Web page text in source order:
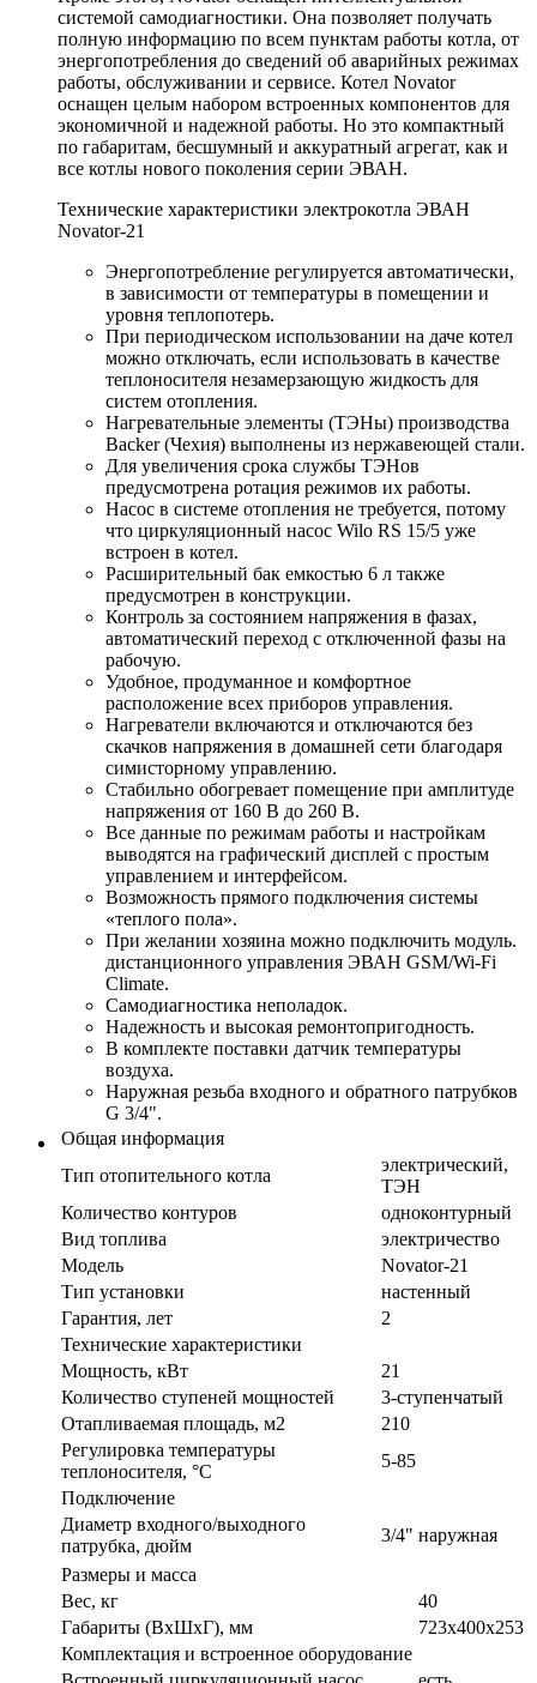
системой самодиагностики. Она позволяет получать
полную информацию по всем пунктам работы котла, от
энергопотребления до сведений об аварийных режимах
работы, обслуживании и сервисе. Котел Novator
оснащен целым набором встроенных компонентов для
экономичной и надежной работы. Но это компактный
по габаритам, бесшумный и аккуратный агрегат, как и
все котлы нового поколения серии ЭВАН.
Технические характеристики электрокотла ЭВАН
Novator-21
Энергопотребление регулируется автоматически,
в зависимости от температуры в помещении и
уровня теплопотерь.
При периодическом использовании на даче котел
можно отключать, если использовать в качестве
теплоносителя незамерзающую жидкость для
систем отопления.
Нагревательные элементы (ТЭНы) производства
Backer (Чехия) выполнены из нержавеющей стали.
Для увеличения срока службы ТЭНов
предусмотрена ротация режимов их работы.
Насос в системе отопления не требуется, потому
что циркуляционный насос Wilo RS 15/5 уже
встроен в котел.
Расширительный бак емкостью 6 л также
предусмотрен в конструкции.
Контроль за состоянием напряжения в фазах,
автоматический переход с отключенной фазы на
рабочую.
Удобное, продуманное и комфортное
расположение всех приборов управления.
Нагреватели включаются и отключаются без
скачков напряжения в домашней сети благодаря
симисторному управлению.
Стабильно обогревает помещение при амплитуде
напряжения от 160 В до 260 В.
Все данные по режимам работы и настройкам
выводятся на графический дисплей с простым
управлением и интерфейсом.
Возможность прямого подключения системы
«теплого пола».
При желании хозяина можно подключить модуль.
дистанционного управления ЭВАН GSM/Wi-Fi
Climate.
Самодиагностика неполадок.
Надежность и высокая ремонтопригодность.
В комплекте поставки датчик температуры
воздуха.
Наружная резьба входного и обратного патрубков
G 3/4".
Общая информация
Тип отопительного котла
электрический,
ТЭН
Количество контуров
одноконтурный
Вид топлива
электричество
Модель
Novator-21
Тип установки
настенный
Гарантия, лет
2
Технические характеристики
Мощность, кВт
21
Количество ступеней мощностей
3-ступенчатый
Отапливаемая площадь, м2
210
Регулировка температуры
теплоносителя, °С
5-85
Подключение
Диаметр входного/выходного
патрубка, дюйм
3/4" наружная
Размеры и масса
Вес, кг
40
Габариты (ВxШxГ), мм
723х400х253
Комплектация и встроенное оборудование